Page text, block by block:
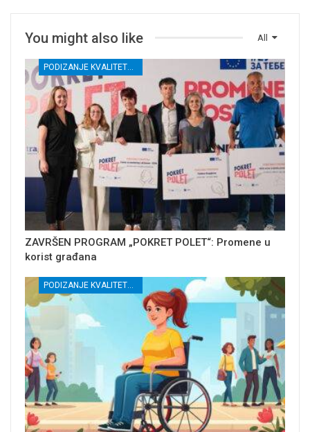
All
You might also like
PODIZANJE KVALITETA USLUGA SOCIJALNE ZAŠTITE RANJIVIH GRUPA U KRUŠEVCU
ZAVRŠEN PROGRAM „POKRET POLET“: Promene u
korist građana
PODIZANJE KVALITETA USLUGA SOCIJALNE ZAŠTITE RANJIVIH GRUPA U KRUŠEVCU